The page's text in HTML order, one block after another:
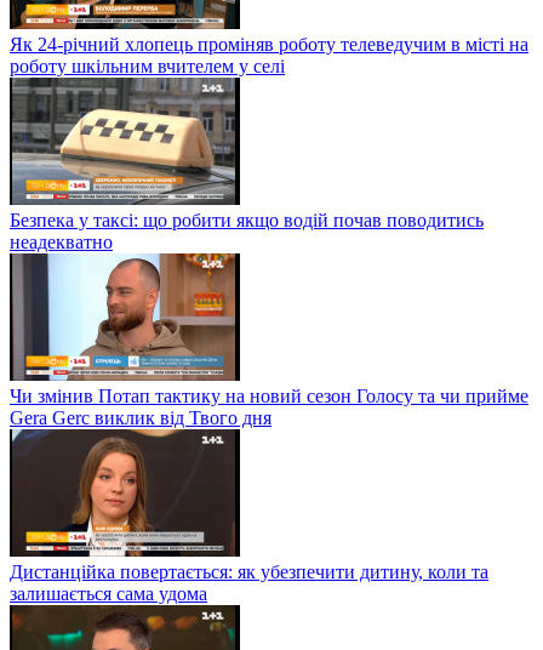
Як 24-річний хлопець проміняв роботу телеведучим в місті на
роботу шкільним вчителем у селі
Безпека у таксі: що робити якщо водій почав поводитись
неадекватно
Чи змінив Потап тактику на новий сезон Голосу та чи прийме
Gera Gerc виклик від Твого дня
Дистанційка повертається: як убезпечити дитину, коли та
залишається сама удома